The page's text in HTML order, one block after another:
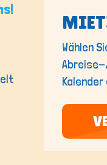
Wählen
Kalender